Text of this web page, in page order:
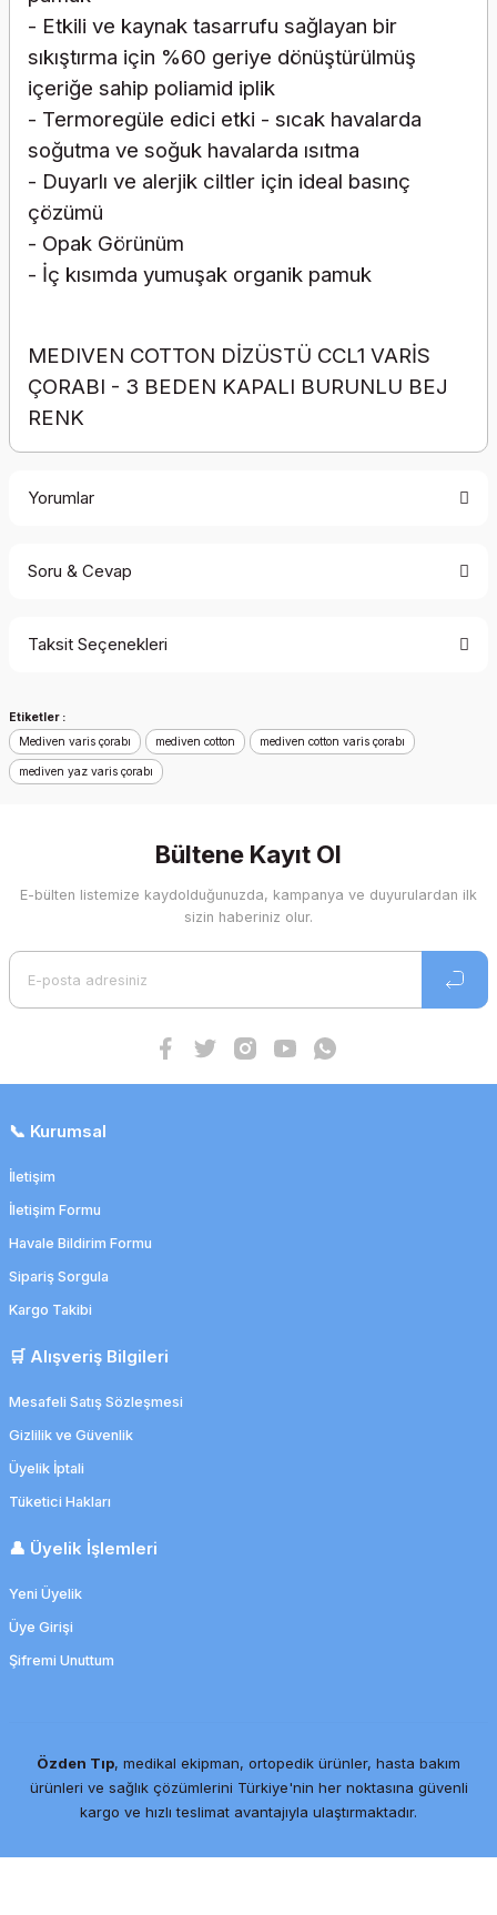
- Etkili ve kaynak tasarrufu sağlayan bir
sıkıştırma için %60 geriye dönüştürülmüş
içeriğe sahip poliamid iplik
- Termoregüle edici etki - sıcak havalarda
soğutma ve soğuk havalarda ısıtma
- Duyarlı ve alerjik ciltler için ideal basınç
çözümü
- Opak Görünüm
- İç kısımda yumuşak organik pamuk
MEDIVEN COTTON DİZÜSTÜ CCL1 VARİS
ÇORABI - 3 BEDEN KAPALI BURUNLU BEJ
RENK
Yorumlar
Soru & Cevap
Soru Sor
Taksit Seçenekleri
Etiketler :
Mediven varis çorabı
mediven cotton mediven cotton varis çorabı
mediven yaz varis çorabı
Bültene Kayıt Ol
E-bülten listemize kaydolduğunuzda, kampanya ve duyurulardan ilk
sizin haberiniz olur.
📞 Kurumsal
İletişim
İletişim Formu
Havale Bildirim Formu
Sipariş Sorgula
Kargo Takibi
🛒 Alışveriş Bilgileri
Mesafeli Satış Sözleşmesi
Gizlilik ve Güvenlik
Üyelik İptali
Tüketici Hakları
👤 Üyelik İşlemleri
Yeni Üyelik
Üye Girişi
Şifremi Unuttum
Özden Tıp, medikal ekipman, ortopedik ürünler, hasta bakım
ürünleri ve sağlık çözümlerini Türkiye'nin her noktasına güvenli
kargo ve hızlı teslimat avantajıyla ulaştırmaktadır.